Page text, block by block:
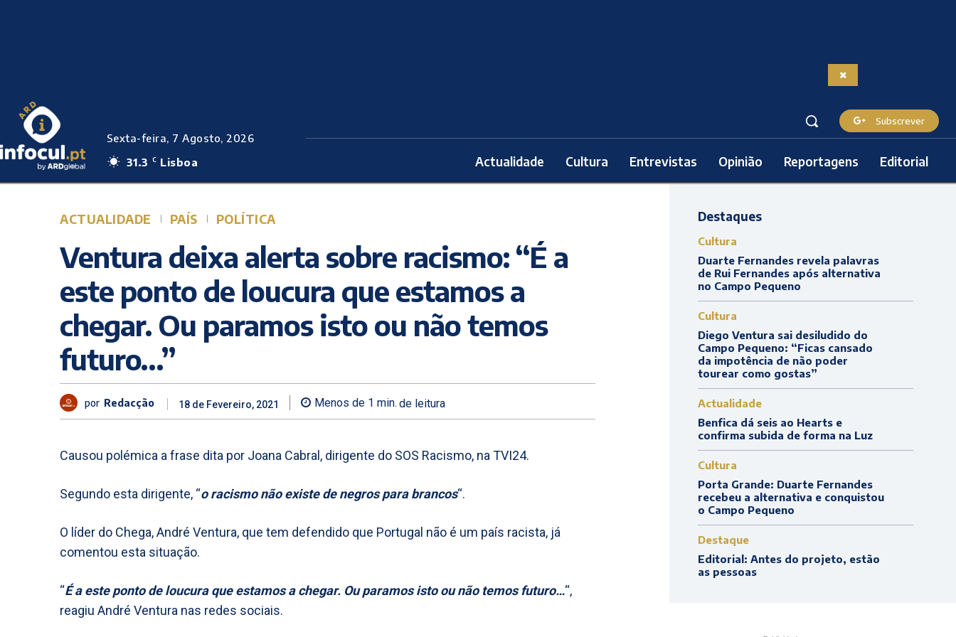
Sexta-feira, 7 Agosto, 2026
31.3
C Lisboa
Subscrever
Actualidade Cultura Entrevistas Opinião Reportagens Editorial
ACTUALIDADE PAÍS POLÍTICA
Ventura deixa alerta sobre racismo: “É a
este ponto de loucura que estamos a
chegar. Ou paramos isto ou não temos
futuro…”
por Redacção 18 de Fevereiro, 2021 Menos de 1 min. de leitura
Causou polémica a frase dita por Joana Cabral, dirigente do SOS Racismo, na TVI24.
Segundo esta dirigente, “o racismo não existe de negros para brancos“.
O líder do Chega, André Ventura, que tem defendido que Portugal não é um país racista, já
comentou esta situação.
“É a este ponto de loucura que estamos a chegar. Ou paramos isto ou não temos futuro…“,
reagiu André Ventura nas redes sociais.
Destaques
Cultura
Duarte Fernandes revela palavras
de Rui Fernandes após alternativa
no Campo Pequeno
Cultura
Diego Ventura sai desiludido do
Campo Pequeno: “Ficas cansado
da impotência de não poder
tourear como gostas”
Actualidade
Benfica dá seis ao Hearts e
confirma subida de forma na Luz
Cultura
Porta Grande: Duarte Fernandes
recebeu a alternativa e conquistou
o Campo Pequeno
Destaque
Editorial: Antes do projeto, estão
as pessoas